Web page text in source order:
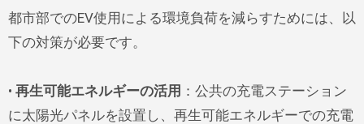
都市部でのEV使用による環境負荷を減らすためには、以
下の対策が必要です。
• 再生可能エネルギーの活用 ：公共の充電ステーション
に太陽光パネルを設置し、再生可能エネルギーでの充電